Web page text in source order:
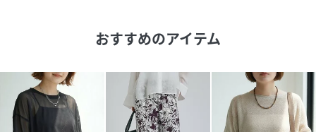
おすすめのアイテム